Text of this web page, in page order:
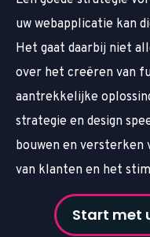
uw webapplicatie kan
Het gaat daarbij niet
over het creëren van
aantrekkelijke
strategie en design
bouwen en versterken
van klanten en het
Start met